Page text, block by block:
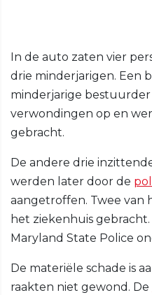
In de auto zaten vier
drie minderjarigen. Een
minderjarige
verwondingen op en
gebracht.
De andere drie
werden later door de
aangetroffen. Twee van
het ziekenhuis
Maryland State Police
De materiële schade is
raakten niet gewond. De